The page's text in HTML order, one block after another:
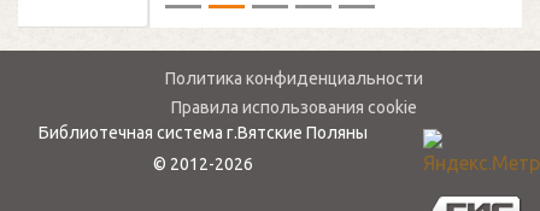
Политика конфиденциальности
Правила использования cookie
© 2012-2026